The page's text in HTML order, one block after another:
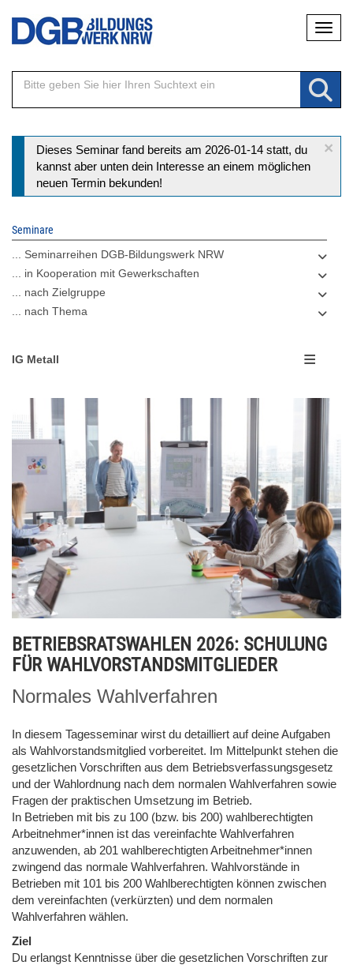
Direkt
Inhalt
×
Statusmeldung
Dieses Seminar fand bereits am 2026-01-14 statt, du
kannst aber unten dein Interesse an einem möglichen
neuen Termin bekunden!
Seminare
... Seminarreihen DGB-Bildungswerk NRW
... in Kooperation mit Gewerkschaften
... nach Zielgruppe
... nach Thema
IG Metall
BETRIEBSRATSWAHLEN 2026: SCHULUNG
FÜR WAHLVORSTANDSMITGLIEDER
Normales Wahlverfahren
In diesem Tagesseminar wirst du detailliert auf deine Aufgaben
als Wahlvorstandsmitglied vorbereitet. Im Mittelpunkt stehen die
gesetzlichen Vorschriften aus dem Betriebsverfassungsgesetz
und der Wahlordnung nach dem normalen Wahlverfahren sowie
Fragen der praktischen Umsetzung im Betrieb.
In Betrieben mit bis zu 100 (bzw. bis 200) wahlberechtigten
Arbeitnehmer*innen ist das vereinfachte Wahlverfahren
anzuwenden, ab 201 wahlberechtigten Arbeitnehmer*innen
zwingend das normale Wahlverfahren. Wahlvorstände in
Betrieben mit 101 bis 200 Wahlberechtigten können zwischen
dem vereinfachten (verkürzten) und dem normalen
Wahlverfahren wählen.
Ziel
Du erlangst Kenntnisse über die gesetzlichen Vorschriften zur